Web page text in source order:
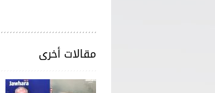
مقالات أخرى